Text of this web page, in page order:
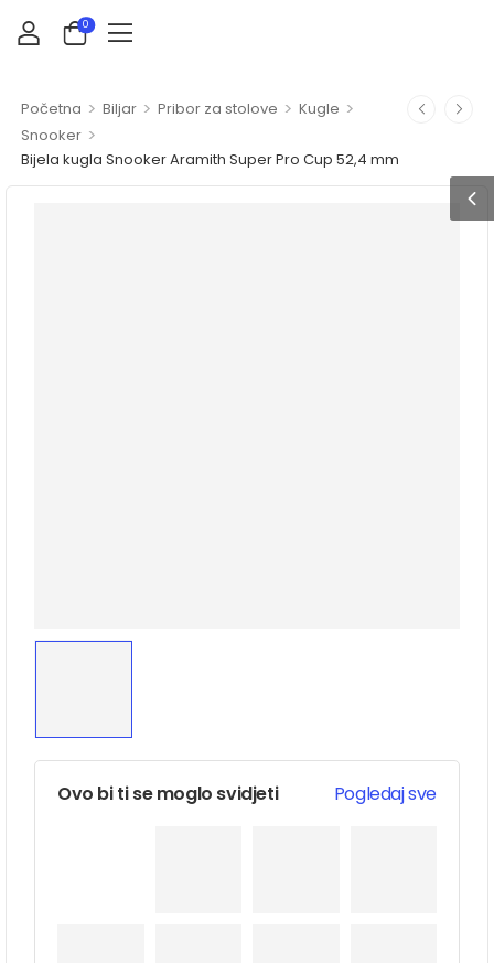
0
Početna > Biljar > Pribor za stolove > Kugle >
Snooker >
Bijela kugla Snooker Aramith Super Pro Cup 52,4 mm
Ovo bi ti se moglo svidjeti Pogledaj sve